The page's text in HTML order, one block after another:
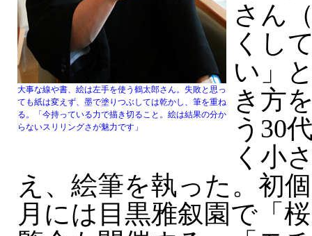
大事な線や書、絵は左手を使う鶴太郎さん。失敗と思っ
ても紙は変えず、墨で塗りつぶしては乾かし、筆を重ね
る。「今持っている力で描き切ること。絵は結果の分か
らないスリリングさが魅力です」
さん
くし
い」
き方
う30
く小
え、絵筆を執った。初
月には目黒雅叙園で「